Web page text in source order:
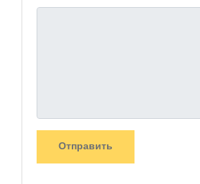
Отправить